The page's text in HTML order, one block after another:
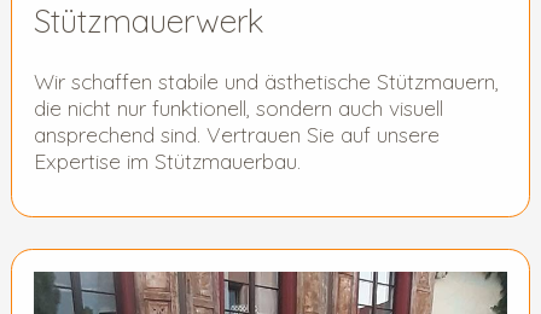
Stützmauerwerk
Wir schaffen stabile und ästhetische Stützmauern,
die nicht nur funktionell, sondern auch visuell
ansprechend sind. Vertrauen Sie auf unsere
Expertise im Stützmauerbau.